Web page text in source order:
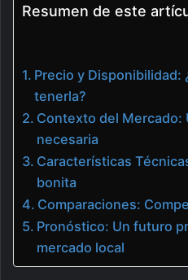
Resumen de este
Precio y Disponibilidad:
tenerla?
Contexto del Mercado:
necesaria
Características
bonita
Comparaciones:
Pronóstico: Un futuro
mercado local